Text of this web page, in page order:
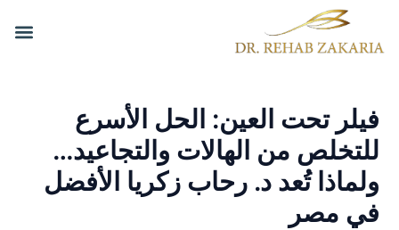
المحتوى
فيلر تحت العين: الحل الأسرع
للتخلص من الهالات والتجاعيد…
ولماذا تُعد د. رحاب زكريا الأفضل
في مصر
navigation